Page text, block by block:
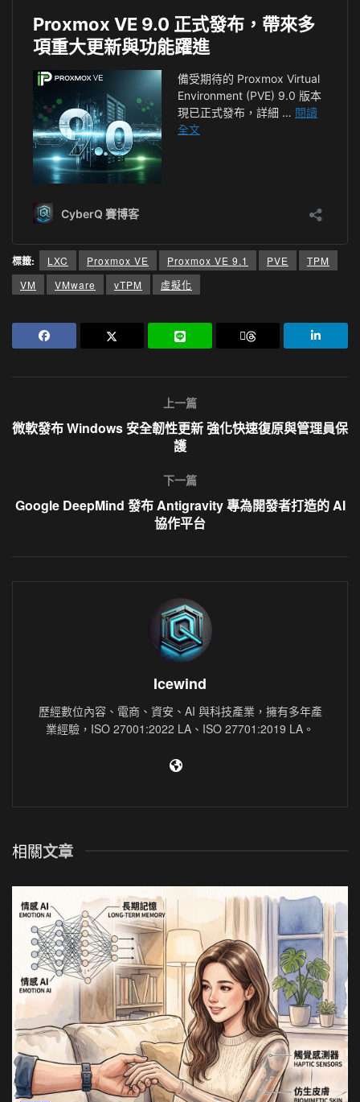
標籤: LXC Proxmox VE Proxmox VE 9.1 PVE
TPM
VM
VMware vTPM 虛擬化
上一篇
微軟發布 Windows 安全韌性更新 強化快速復原與管理員保
護
下一篇
Google DeepMind 發布 Antigravity 專為開發者打造的 AI
協作平台
Icewind
歷經數位內容、電商、資安、AI 與科技產業，擁有多年產
業經驗，ISO 27001:2022 LA、ISO 27701:2019 LA。
相關文章